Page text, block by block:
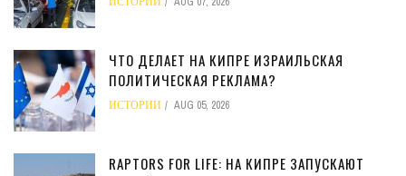
ЧТО ДЕЛАЕТ НА КИПРЕ ИЗРАИЛЬСКАЯ
ПОЛИТИЧЕСКАЯ РЕКЛАМА?
ИСТОРИИ AUG 05, 2026
RAPTORS FOR LIFE: НА КИПРЕ ЗАПУСКАЮТ